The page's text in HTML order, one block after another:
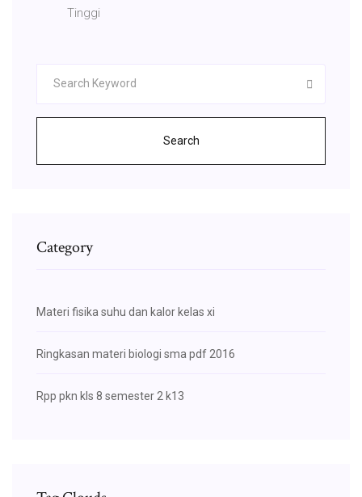
Tinggi
Search
Category
Materi fisika suhu dan kalor kelas xi
Ringkasan materi biologi sma pdf 2016
Rpp pkn kls 8 semester 2 k13